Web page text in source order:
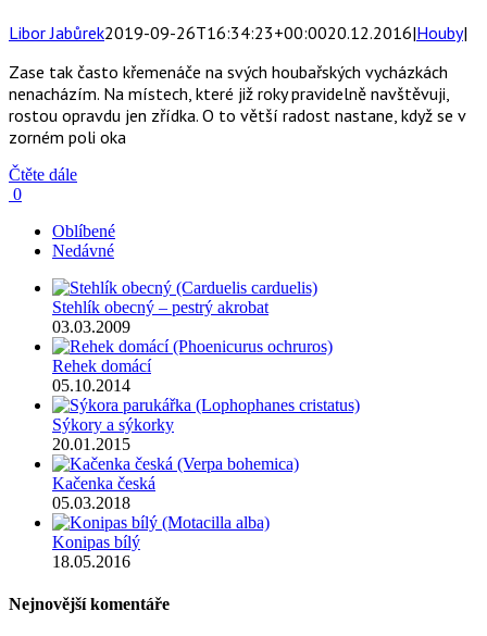
Libor Jabůrek2019-09-26T16:34:23+00:0020.12.2016|Houby|
Zase tak často křemenáče na svých houbařských vycházkách
nenacházím. Na místech, které již roky pravidelně navštěvuji,
rostou opravdu jen zřídka. O to větší radost nastane, když se v
zorném poli oka
Čtěte dále
0
Oblíbené
Nedávné
Stehlík obecný – pestrý akrobat
03.03.2009
Rehek domácí
05.10.2014
Sýkory a sýkorky
20.01.2015
Kačenka česká
05.03.2018
Konipas bílý
18.05.2016
Nejnovější komentáře